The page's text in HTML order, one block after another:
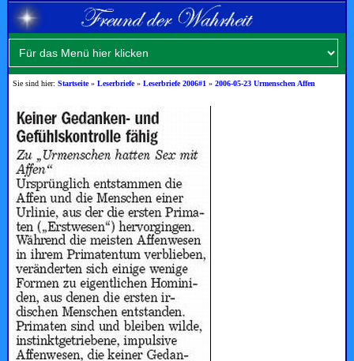
Sie sind hier:Startseite»Leserbriefe»Leserbriefe 2006#1 »2006-05-23 Urmenschen Affen